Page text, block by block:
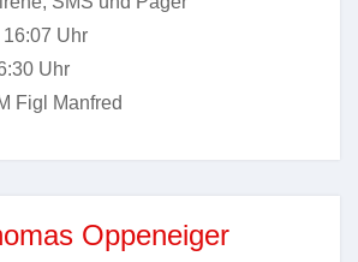
16:07 Uhr
Uhr
Figl Manfred
Oppeneiger